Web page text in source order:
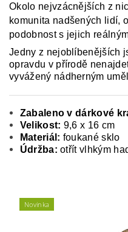
Okolo nejvzácnějších z
komunita nadšených lidí,
podobnost s jejich
Jedny z nejoblíbenějších
opravdu v přírodě
vyvážený nádherným
Zabaleno v dárkové
Velikost: 9,6 x 16 cm
Materiál: foukané sklo
Údržba: otřít vlhkým
Novinka